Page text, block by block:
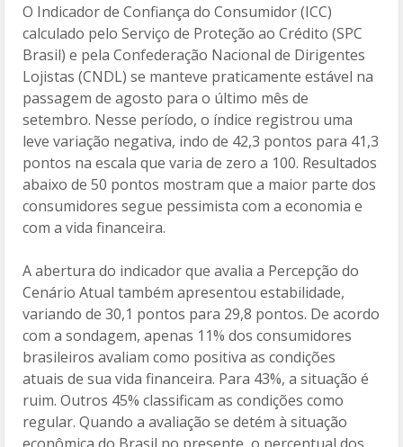
ar
O Indicador de Confiança do Consumidor (ICC)
calculado pelo Serviço de Proteção ao Crédito (SPC
Brasil) e pela Confederação Nacional de Dirigentes
Lojistas (CNDL) se manteve praticamente estável na
passagem de agosto para o último mês de
setembro. Nesse período, o índice registrou uma
leve variação negativa, indo de 42,3 pontos para 41,3
pontos na escala que varia de zero a 100. Resultados
abaixo de 50 pontos mostram que a maior parte dos
consumidores segue pessimista com a economia e
com a vida financeira.
A abertura do indicador que avalia a Percepção do
Cenário Atual também apresentou estabilidade,
variando de 30,1 pontos para 29,8 pontos. De acordo
com a sondagem, apenas 11% dos consumidores
brasileiros avaliam como positiva as condições
atuais de sua vida financeira. Para 43%, a situação é
ruim. Outros 45% classificam as condições como
regular. Quando a avaliação se detém à situação